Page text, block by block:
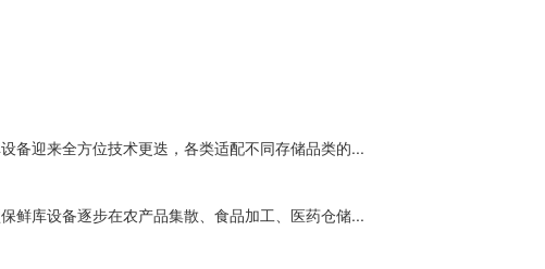
备迎来全方位技术更迭，各类适配不同存储品类的...
鲜库设备逐步在农产品集散、食品加工、医药仓储...